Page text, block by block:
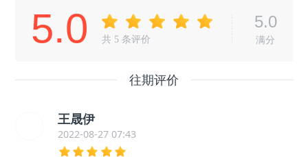
5.0 共 5 条评价
5.0
满分
往期评价
王晟伊
2022-08-27 07:43